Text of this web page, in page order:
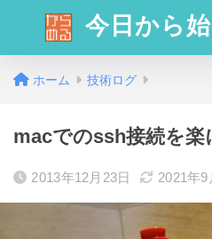
今日から
ホーム 技術ログ
macでのssh接続を楽
2013年12月23日 2021年9